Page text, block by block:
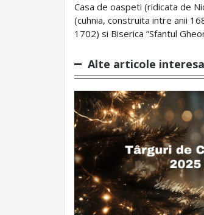
Casa de oaspeti (ridicata de
(cuhnia, construita intre anii
1702) si Biserica ”Sfantul
Alte articole